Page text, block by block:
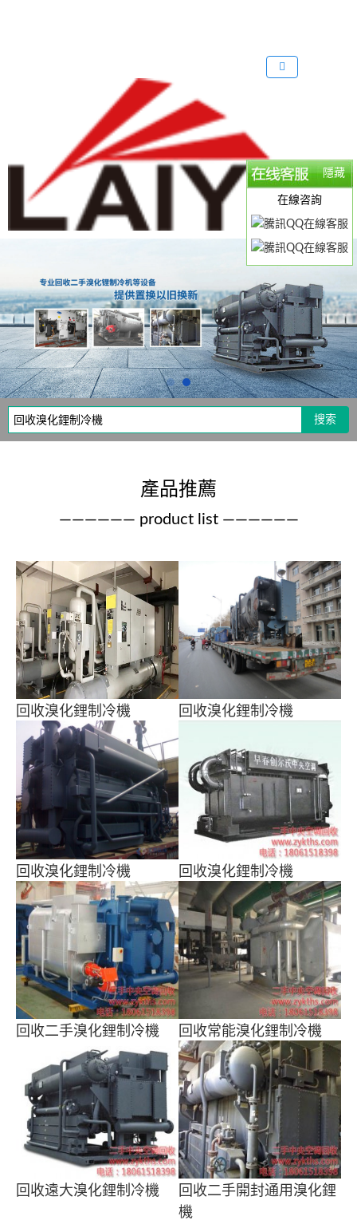
搜索
產品推薦
—————— product list ——————
回收溴化鋰制冷機 回收溴化鋰制冷機
回收溴化鋰制冷機 回收溴化鋰制冷機
回收二手溴化鋰制冷機 回收常能溴化鋰制冷機
回收遠大溴化鋰制冷機
回收二手開封通用溴化鋰
機
隱藏
在線咨詢